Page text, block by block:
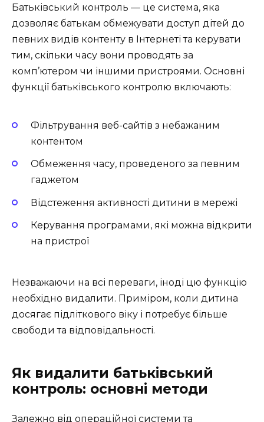
Батьківський контроль — це система, яка
дозволяє батькам обмежувати доступ дітей до
певних видів контенту в Інтернеті та керувати
тим, скільки часу вони проводять за
комп’ютером чи іншими пристроями. Основні
функції батьківського контролю включають:
Фільтрування веб-сайтів з небажаним
контентом
Обмеження часу, проведеного за певним
гаджетом
Відстеження активності дитини в мережі
Керування програмами, які можна відкрити
на пристрої
Незважаючи на всі переваги, іноді цю функцію
необхідно видалити. Приміром, коли дитина
досягає підліткового віку і потребує більше
свободи та відповідальності.
Як видалити батьківський
контроль: основні методи
Залежно від операційної системи та